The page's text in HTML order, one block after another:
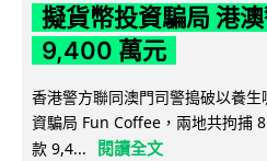
擬貨幣投資騙局 港
9,400 萬元
香港警方聯同澳門司警搗破以養
資騙局 Fun Coffee，兩地共拘捕
款 9,4...
閱讀全文